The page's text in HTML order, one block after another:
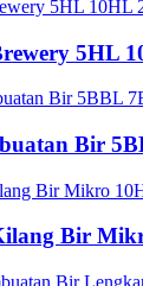
5HL
Bir
Bir